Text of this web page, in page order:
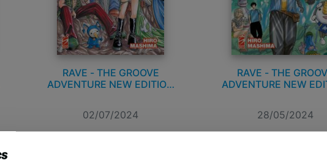
RAVE - THE GROOVE
ADVENTURE NEW EDITION
02/07/2024
RAVE - THE
ADVENTURE NEW
28/05/2024